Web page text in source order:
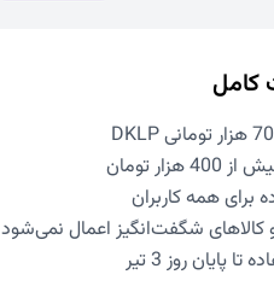
کامل
تومان
برای همه کاربران
کالاهای شگفت‌انگیز اعمال نمی‌شود
پایان روز 3 تیر